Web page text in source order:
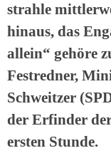
strahle
hinaus, das
allein“ gehöre
Festredner,
Schweitzer
der Erfinder
ersten Stunde.